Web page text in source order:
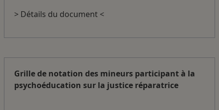
> Détails du document <
Grille de notation des mineurs participant à la
psychoéducation sur la justice réparatrice